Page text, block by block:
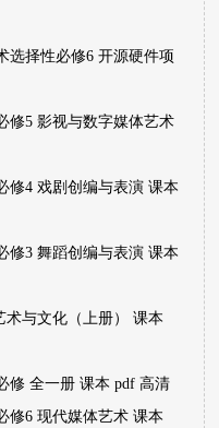
选择性必修6 开源硬件项
修5 影视与数字媒体艺术
修4 戏剧创编与表演 课本
修3 舞蹈创编与表演 课本
术与文化（上册） 课本
修 全一册 课本 pdf 高清
修6 现代媒体艺术 课本